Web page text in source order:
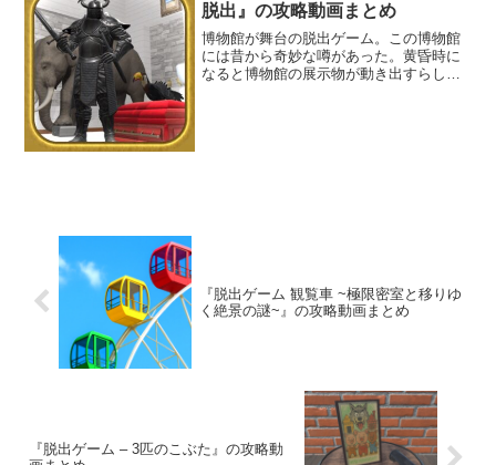
脱出』の攻略動画まとめ
博物館が舞台の脱出ゲーム。この博物館
には昔から奇妙な噂があった。黄昏時に
なると博物館の展示物が動き出すらし
『脱出ゲーム 観覧車 ~極限密室と移りゆ
く絶景の謎~』の攻略動画まとめ
『脱出ゲーム – 3匹のこぶた』の攻略動